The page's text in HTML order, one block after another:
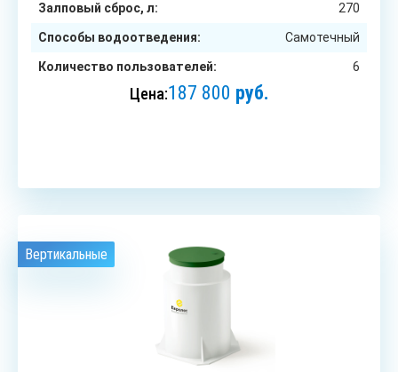
Залповый сброс, л: 270
Способы водоотведения: Самотечный
Количество пользователей: 6
Цена:187 800 руб.
Вертикальные